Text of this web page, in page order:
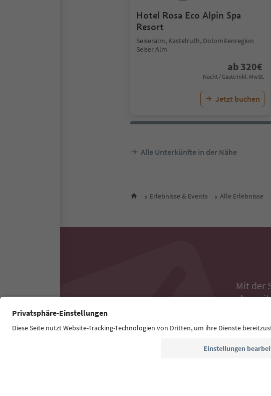
Hotel Rosa Eco Alpin Spa
Resort
Seiseralm, Kastelruth, Dolomitenregion
Seiser Alm
ab 320€
Nacht / Gäste Inkl. MwSt.
Jetzt buchen
Alle Unterkünfte in der Nähe
Erlebnisse & Events Alle Erlebnisse
Mit der
E-Mail